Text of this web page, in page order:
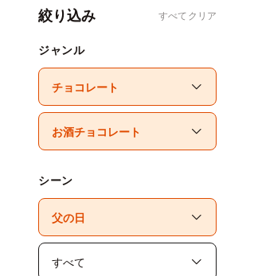
絞り込み すべてクリア
ジャンル
シーン